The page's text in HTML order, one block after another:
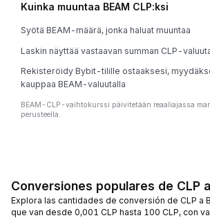
Kuinka muuntaa BEAM CLP:ksi
Syötä BEAM-määrä, jonka haluat muuntaa
Laskin näyttää vastaavan summan CLP-
Rekisteröidy Bybit-tilille ostaaksesi,
kauppaa BEAM-valuutalla
BEAM-CLP-vaihtokurssi päivitetään reaaliajassa
perusteella.
Conversiones populares de CLP
Explora las cantidades de conversión de CLP a
que van desde 0,001 CLP hasta 100 CLP, con